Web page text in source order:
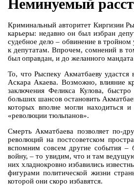
Неминуемый
Криминальный авторитет Киргизии
карьеры: недавно он был избран
судебное дело – обвинение в
к депутатам. Впрочем, сомнений в
был оправдан, и до желанного мандата
То, что Рыспеку Акматбаеву
Аскара Акаева. Возможно, влияние
заключения Феликса Кулова,
больших шансов остановить
которых вполне могли находиться
«революции тюльпанов».
Смерть Акматбаева позволяет по-
революций на постсоветском
вспомним совсем другие события –
войну, – то увидим, что и там
них хладнокровно избавились
фигурами политической жизни
которой они скоро избавятся.